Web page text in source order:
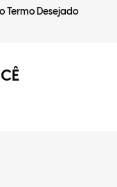
Termo Desejado